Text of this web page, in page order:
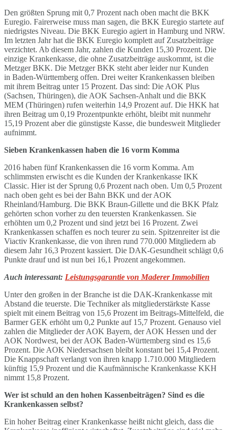
Den größten Sprung mit 0,7 Prozent nach oben macht die BKK
Euregio. Fairerweise muss man sagen, die BKK Euregio startete auf
niedrigstes Niveau. Die BKK Euregio agiert in Hamburg und NRW.
Im letzten Jahr hat die BKK Euregio komplett auf Zusatzbeiträge
verzichtet. Ab diesem Jahr, zahlen die Kunden 15,30 Prozent. Die
einzige Krankenkasse, die ohne Zusatzbeiträge auskommt, ist die
Metzger BKK. Die Metzger BKK steht aber leider nur Kunden
in Baden-Württemberg offen. Drei weiter Krankenkassen bleiben
mit ihrem Beitrag unter 15 Prozent. Das sind: Die AOK Plus
(Sachsen, Thüringen), die AOK Sachsen-Anhalt und die BKK
MEM (Thüringen) rufen weiterhin 14,9 Prozent auf. Die HKK hat
ihren Beitrag um 0,19 Prozentpunkte erhöht, bleibt mit nunmehr
15,19 Prozent aber die günstigste Kasse, die bundesweit Mitglieder
aufnimmt.
Sieben Krankenkassen haben die 16 vorm Komma
2016 haben fünf Krankenkassen die 16 vorm Komma. Am
schlimmsten erwischt es die Kunden der Krankenkasse IKK
Classic. Hier ist der Sprung 0,6 Prozent nach oben. Um 0,5 Prozent
nach oben geht es bei der Bahn BKK und der AOK
Rheinland/Hamburg. Die BKK Braun-Gillette und die BKK Pfalz
gehörten schon vorher zu den teuersten Krankenkassen. Sie
erhöhten um 0,2 Prozent und sind jetzt bei 16 Prozent. Zwei
Krankenkassen schaffen es noch teurer zu sein. Spitzenreiter ist die
Viactiv Krankenkasse, die von ihren rund 770.000 Mitgliedern ab
diesem Jahr 16,3 Prozent kassiert. Die DAK-Gesundheit schlägt 0,6
Punkte drauf und ist nun bei 16,1 Prozent angekommen.
Auch interessant: Leistungsgarantie von Maderer Immobilien
Unter den großen in der Branche ist die DAK-Krankenkasse mit
Abstand die teuerste. Die Techniker als mitgliederstärkste Kasse
spielt mit einem Beitrag von 15,6 Prozent im Beitrags-Mittelfeld, die
Barmer GEK erhöht um 0,2 Punkte auf 15,7 Prozent. Genauso viel
zahlen die Mitglieder der AOK Bayern, der AOK Hessen und der
AOK Nordwest, bei der AOK Baden-Württemberg sind es 15,6
Prozent. Die AOK Niedersachsen bleibt konstant bei 15,4 Prozent.
Die Knappschaft verlangt von ihren knapp 1.710.000 Mitgliedern
künftig 15,9 Prozent und die Kaufmännische Krankenkasse KKH
nimmt 15,8 Prozent.
Wer ist schuld an den hohen Kassenbeiträgen? Sind es die
Krankenkassen selbst?
Ein hoher Beitrag einer Krankenkasse heißt nicht gleich, dass die